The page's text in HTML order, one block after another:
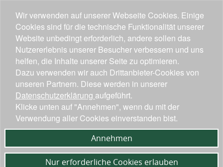
Wir verwenden auf unserer Webseite Cookies. Einige
Cookies sind für die technische Funktionalität unserer
Website unbedingt erforderlich, andere sollen das
Nutzererlebnis unserer Besucher verbessern und uns
helfen, die Inhalte unserer Seite zu optimieren.
Dazu verwenden wir auch Drittanbieter-Cookies von
unseren Partnern. Diese werden in unserer
Datenschutzerklärung aufgeführt.
Klicke unten auf "Annehmen", wenn du mit der
Verwendung aller Cookies einverstanden bist.
Annehmen
Nur erforderliche Cookies erlauben